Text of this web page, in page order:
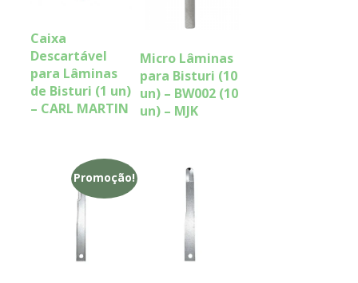
Caixa
Descartável
para Lâminas
de Bisturi (1 un)
– CARL MARTIN
Micro Lâminas
para Bisturi (10
un) – BW002 (10
un) – MJK
Promoção!